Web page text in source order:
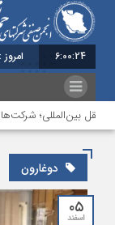
6:00:24 امروز :
بین‌المللی؛ شرکت‌ها
دوغارون
۰۵
اسفند